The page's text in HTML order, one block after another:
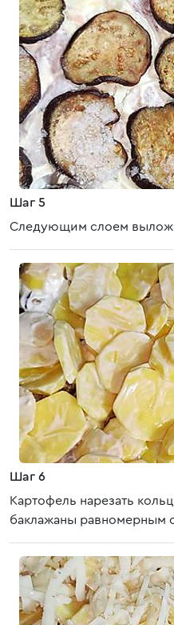
Шаг 5
Следующим слоем
Шаг 6
Картофель нарезать
баклажаны равномерным